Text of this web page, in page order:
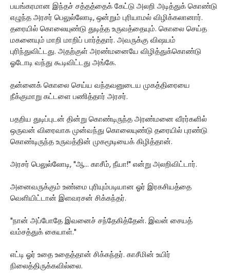
பயங்கரமான இந்தச் சத்தத்தைக் கேட்டு அலறி அடித்துக் கொண்டு
எழுந்த அரசர் பெலுல்லோடி, ஒன்றும் புரியாமல் விழிக்கலானார்.
தரையில் கொலையுண்டு துடித்த உருவத்தையும். கொலை செய்த
மகனையும் மாறி மாறிப் பார்த்தார். அவருக்கு விஷயம்
புரிந்துவிட்டது. அதற்குள் அரண்மனையே விழித்துக்கொண்டு
ஓடோடி வந்து கூடிவிட்டது அங்கே.
தன்னைக் கொலை செய்ய வந்தவனுடைய முகத்திரையை
நீக்குமாறு கட்டளை பணித்தார் அரசர்.
பதறிய துடிப்புடன் தின்று கொண்டிருந்த அரண்மனை வீரர்களில்
ஒருவன் விரைவாக முன்வந்து கொலையுண்டு தரையில் புரண்டு
கொண்டிருந்த உருவத்தின் முகமூடியைக் கிழித்தான்.
அரசர் பெலுல்லோடி, "ஆ... காசீம், நீயா!" என்று அலறிவிட்டார்.
அனைவருக்கும் உண்மை புரியும்படியான ஓர் இரகசியத்தை
வெளியிட்டான் இளவரசன் சிக்கந்தர்.
"நான் அப்போதே இவனைச் சந்தேகித்தேன். இவன் சையத்
வம்சத்துக் கையாள்."
எட்டி ஓர் உதை உதைத்தான் சிக்கந்தர். காசீமின் உயிர்
நிலைத்திருக்கவில்லை.